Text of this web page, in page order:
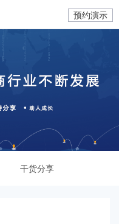
预约演示
干货分享